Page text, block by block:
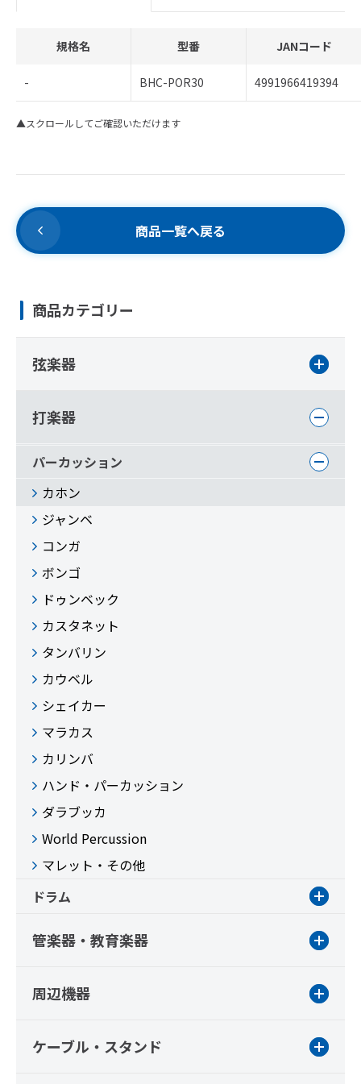
規格名 型番 JANコード
- BHC-POR30 4991966419394
▲スクロールしてご確認いただけます
商品一覧へ戻る
商品カテゴリー
弦楽器
打楽器
パーカッション
カホン
ジャンベ
コンガ
ボンゴ
ドゥンベック
カスタネット
タンバリン
カウベル
シェイカー
マラカス
カリンバ
ハンド・パーカッション
ダラブッカ
World Percussion
マレット・その他
ドラム
管楽器・教育楽器
周辺機器
ケーブル・スタンド